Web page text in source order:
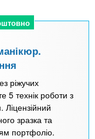
ріжучих
5 технік роботи з
зразка та
портфоліо.